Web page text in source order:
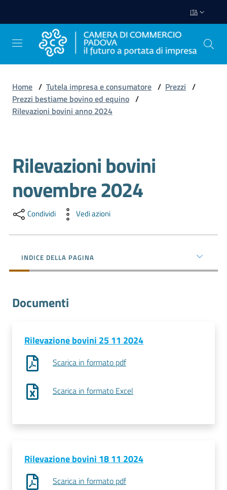
ITA
Avviare
Impresa
Gestire
Impresa
Promuovere
Impresa
e
Impresa
e
Impresa
Digitale
Camera
Home / Tutela impresa e consumatore / Prezzi /
Prezzi bestiame bovino ed equino /
Rilevazioni bovini anno 2024
Salta al contenuto
Rilevazioni bovini
novembre 2024
Condividi Vedi azioni
INDICE DELLA PAGINA
Documenti
Rilevazione bovini 25 11 2024
Scarica in formato pdf
Scarica in formato Excel
Rilevazione bovini 18 11 2024
Scarica in formato pdf